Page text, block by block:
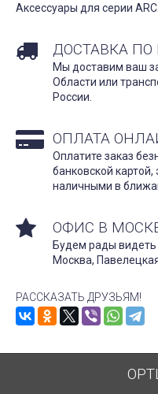
Аксессуары для серии ARC.
ДОСТАВКА ПО
Мы доставим ваш
Области или
России.
ОПЛАТА
Оплатите заказ
банковской
наличными в
ОФИС В
Будем рады видеть
Москва, Павелецкая
РАССКАЗАТЬ ДРУЗЬЯМ!